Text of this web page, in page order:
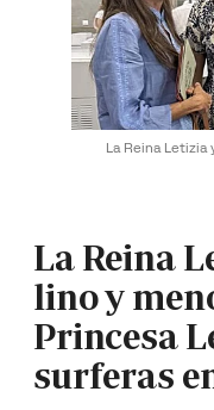
La Reina
La Reina
lino y
Princesa
surferas